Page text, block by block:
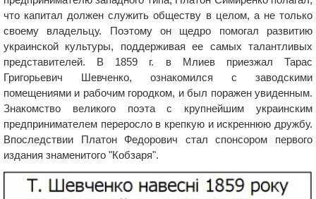
что капитал должен служить обществу в целом, а не только
своему владельцу. Поэтому он щедро помогал развитию
украинской культуры, поддерживая ее самых талантливых
представителей. В 1859 г. в Млиев приезжал Тарас
Григорьевич Шевченко, ознакомился с заводскими
помещениями и рабочим городком, и был поражен увиденным.
Знакомство великого поэта с крупнейшим украинским
предпринимателем переросло в крепкую и искреннюю дружбу.
Впоследствии Платон Федорович стал спонсором первого
издания знаменитого "Кобзаря".